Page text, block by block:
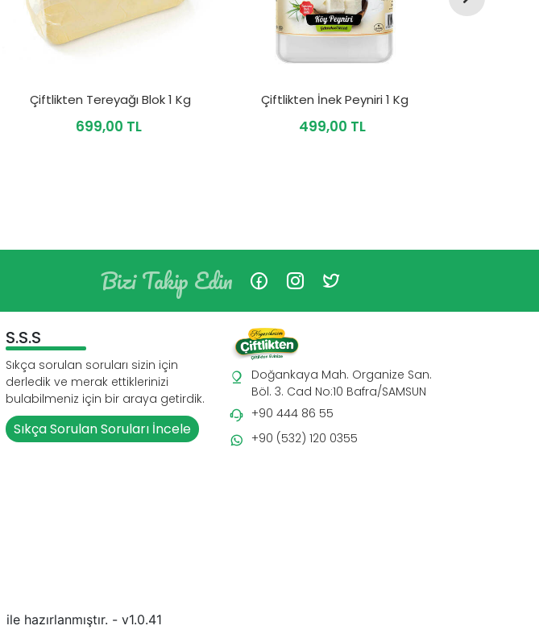
Çiftlikten Tereyağı Blok 1 Kg
699,00 TL
Çiftlikten İnek Peyniri 1 Kg
499,00 TL
Bizi Takip Edin
S.S.S
Sıkça sorulan soruları sizin için
derledik ve merak ettiklerinizi
bulabilmeniz için bir araya getirdik.
Sıkça Sorulan Soruları İncele
Doğankaya Mah. Organize San.
Böl. 3. Cad No:10 Bafra/SAMSUN
+90 444 86 55
+90 (532) 120 0355
ile hazırlanmıştır. - v1.0.41